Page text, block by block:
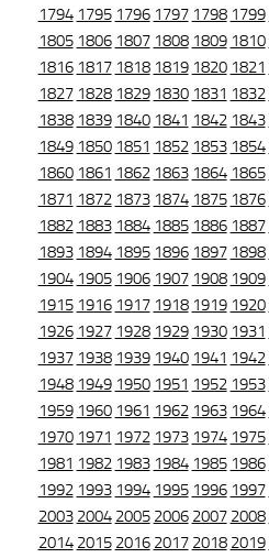
1794 1795 1796 1797 1798 1799
1805 1806 1807 1808 1809 1810
1816 1817 1818 1819 1820 1821
1827 1828 1829 1830 1831 1832
1838 1839 1840 1841 1842 1843
1849 1850 1851 1852 1853 1854
1860 1861 1862 1863 1864 1865
1871 1872 1873 1874 1875 1876
1882 1883 1884 1885 1886 1887
1893 1894 1895 1896 1897 1898
1904 1905 1906 1907 1908 1909
1915 1916 1917 1918 1919 1920
1926 1927 1928 1929 1930 1931
1937 1938 1939 1940 1941 1942
1948 1949 1950 1951 1952 1953
1959 1960 1961 1962 1963 1964
1970 1971 1972 1973 1974 1975
1981 1982 1983 1984 1985 1986
1992 1993 1994 1995 1996 1997
2003 2004 2005 2006 2007 2008
2014 2015 2016 2017 2018 2019